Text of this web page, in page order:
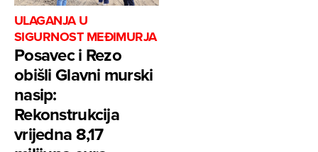
ULAGANJA U
SIGURNOST MEĐIMURJA
Posavec i Rezo
obišli Glavni murski
nasip:
Rekonstrukcija
vrijedna 8,17